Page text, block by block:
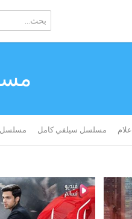
مسلسل سيلفي كامل مسلسل